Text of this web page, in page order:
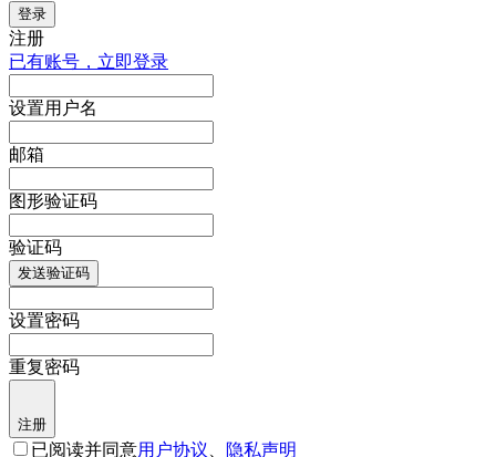
登录
注册
已有账号，立即登录
设置用户名
邮箱
图形验证码
验证码
发送验证码
设置密码
重复密码
注册
已阅读并同意用户协议 隐私声明